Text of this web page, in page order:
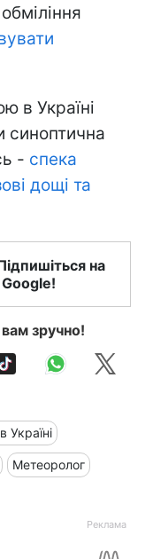
в Україні
синоптична
- спека
дощі та
на
зручно!
Україні
Метеоролог